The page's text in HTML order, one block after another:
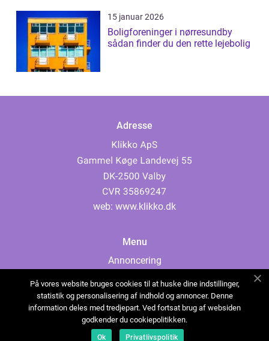
15 januar 2026
Boligforeninger i nørresundby
sådan finder du den rette lejebolig
Adresse
web: www.klikko.dk
Menu
Annoncering
Cookies
Kontakt os
Sitemap
På vores website bruges cookies til at huske dine indstillinger,
statistik og personalisering af indhold og annoncer. Denne
information deles med tredjepart. Ved fortsat brug af websiden
godkender du cookiepolitikken.
Ok Privatlivspolitik